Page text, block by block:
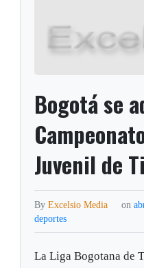
Bogotá se
Juvenil de
ByExcelsio Media on
deportes
La Liga Bogotana de